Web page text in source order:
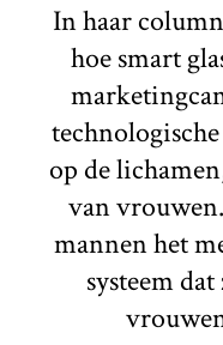
In haar
hoe smart
op de
van
mannen het
systeem